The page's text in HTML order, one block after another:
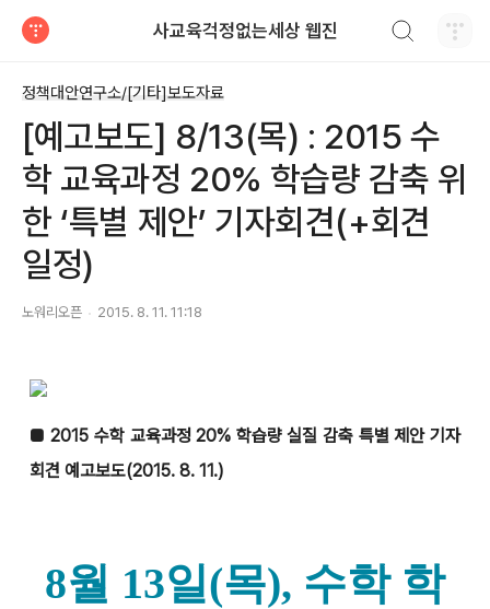
사교육걱정없는세상 웹진
정책대안연구소/[기타]보도자료
[예고보도] 8/13(목) : 2015 수
학 교육과정 20% 학습량 감축 위
한 ‘특별 제안’ 기자회견(+회견
일정)
노워리오픈 2015. 8. 11. 11:18
■ 2015 수학 교육과정 20% 학습량 실질 감축 특별 제안 기자
회견 예고보도(2015. 8. 11.)
8월 13일(목), 수학 학